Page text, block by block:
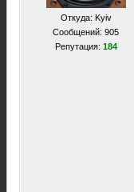
Откуда: Kyiv
Сообщений: 905
Репутация: 184